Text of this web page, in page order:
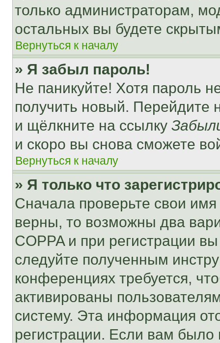
только администраторам,
остальных вы будете
Вернуться к началу
» Я забыл пароль!
Не паникуйте! Хотя пароль
получить новый. Перейдите
и щёлкните на ссылку
и скоро вы снова сможете
Вернуться к началу
» Я только что
Сначала проверьте свои
верны, то возможны два
COPPA и при регистрации
следуйте полученным
конференциях требуется,
активированы
систему. Эта информация
регистрации. Если вам